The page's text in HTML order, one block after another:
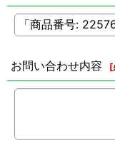
お問い合わせ内容 [